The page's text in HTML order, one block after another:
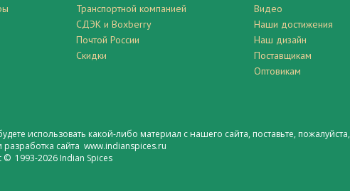
Транспортной компанией
СДЭК и Boxberry
Почтой России
Скидки
Видео
Наши достижения
Наш дизайн
Поставщикам
Оптовикам
использовать какой-либо материал с нашего сайта, поставьте, пожалуйста,
сайта www.indianspices.ru
© 1993-2026 Indian Spices